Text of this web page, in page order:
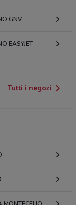
GNV
EASYJET
Tutti i negozi